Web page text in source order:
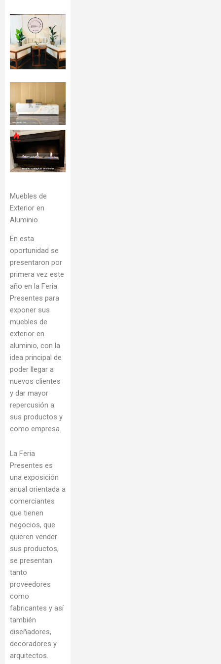
Muebles de
Exterior en
Aluminio
En esta
oportunidad se
presentaron por
primera vez este
año en la Feria
Presentes para
exponer sus
muebles de
exterior en
aluminio, con la
idea principal de
poder llegar a
nuevos clientes
y dar mayor
repercusión a
sus productos y
como empresa.
La Feria
Presentes es
una exposición
anual orientada a
comerciantes
que tienen
negocios, que
quieren vender
sus productos,
se presentan
tanto
proveedores
como
fabricantes y así
también
diseñadores,
decoradores y
arquitectos.